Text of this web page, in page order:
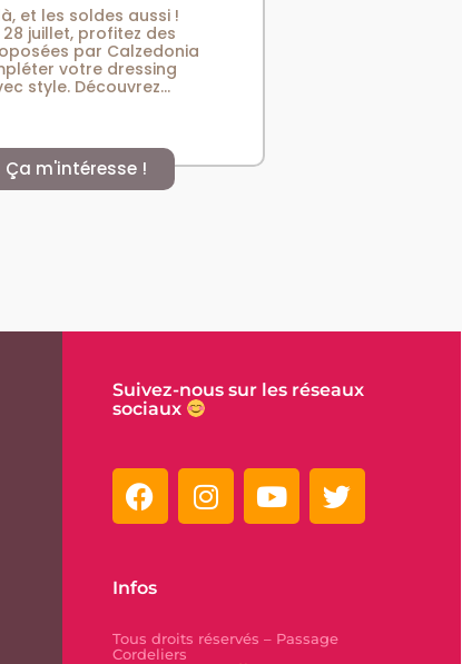
et les soldes aussi !
28 juillet, profitez des
par Calzedonia
votre dressing
style. Découvrez...
Ça m'intéresse !
Suivez-nous sur les réseaux
sociaux
Infos
Tous droits réservés – Passage
Cordeliers